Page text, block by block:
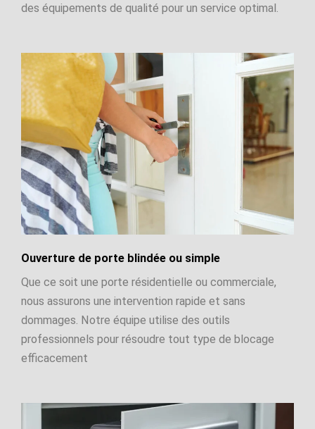
des équipements de qualité pour un service optimal.
Ouverture de porte blindée ou simple
Que ce soit une porte résidentielle ou commerciale,
nous assurons une intervention rapide et sans
dommages. Notre équipe utilise des outils
professionnels pour résoudre tout type de blocage
efficacement